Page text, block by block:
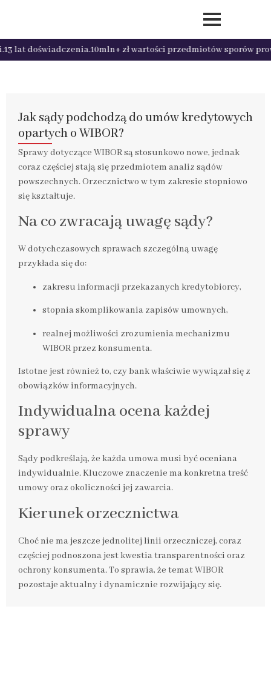
13 lat doświadczenia.10mln+ zł wartości przedmiotów sporów
Jak sądy podchodzą do umów kredytowych
opartych o WIBOR?
Sprawy dotyczące WIBOR są stosunkowo nowe, jednak
coraz częściej stają się przedmiotem analiz sądów
powszechnych. Orzecznictwo w tym zakresie stopniowo
się kształtuje.
Na co zwracają uwagę sądy?
W dotychczasowych sprawach szczególną uwagę
przykłada się do:
zakresu informacji przekazanych kredytobiorcy,
stopnia skomplikowania zapisów umownych,
realnej możliwości zrozumienia mechanizmu
WIBOR przez konsumenta.
Istotne jest również to, czy bank właściwie wywiązał się z
obowiązków informacyjnych.
Indywidualna ocena każdej
sprawy
Sądy podkreślają, że każda umowa musi być oceniana
indywidualnie. Kluczowe znaczenie ma konkretna treść
umowy oraz okoliczności jej zawarcia.
Kierunek orzecznictwa
Choć nie ma jeszcze jednolitej linii orzeczniczej, coraz
częściej podnoszona jest kwestia transparentności oraz
ochrony konsumenta. To sprawia, że temat WIBOR
pozostaje aktualny i dynamicznie rozwijający się.